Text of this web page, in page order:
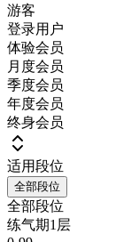
游客
登录用户
体验会员
月度会员
季度会员
年度会员
终身会员
适用段位
全部段位
全部段位
练气期1层